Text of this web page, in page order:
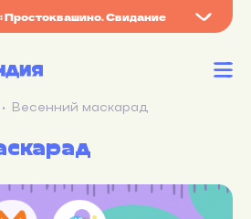
Простоквашино. Свидание
Весенний маскарад